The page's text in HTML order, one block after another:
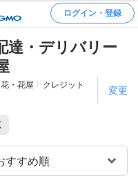
ログイン・登録
達・デリバリー
花・花屋
クレジット
変更